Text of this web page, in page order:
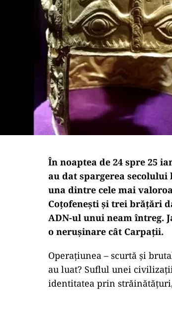
În noaptea de 24 spre 25
au dat spargerea
una dintre cele mai
Coțofenești și trei brățări
ADN-ul unui neam întreg.
o nerușinare cât Carpații.
Operațiunea – scurtă și
au luat? Suflul unei
identitatea prin